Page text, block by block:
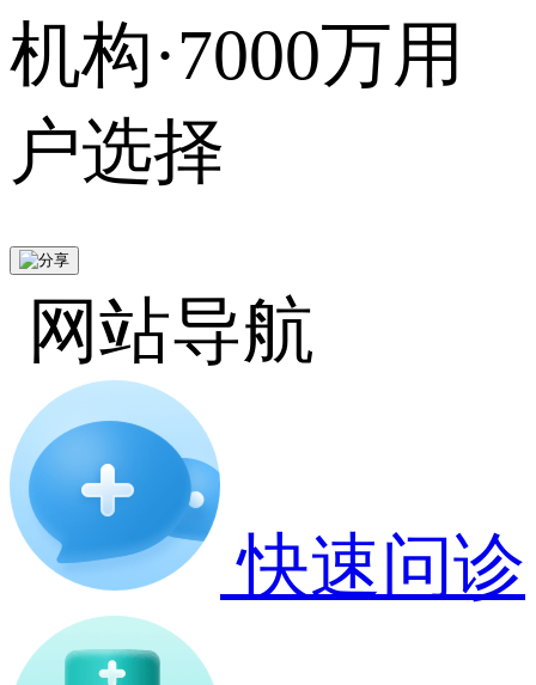
机构·7000万用
户选择
网站导航
快速问诊